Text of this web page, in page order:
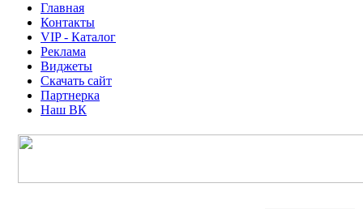
Главная
Контакты
VIP - Каталог
Реклама
Виджеты
Скачать сайт
Партнерка
Наш ВК